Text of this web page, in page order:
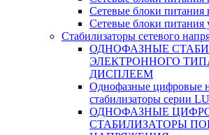
Сетевые блоки питания
Сетевые блоки питания
Стабилизаторы сетевого
ОДНОФАЗНЫЕ
ЭЛЕКТРОННОГО
ДИСПЛЕЕМ
Однофазные цифровые
стабилизаторы серии
ОДНОФАЗНЫЕ
СТАБИЛИЗАТОРЫ